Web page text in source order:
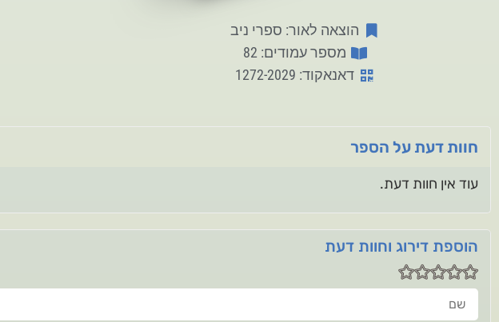
הוצאה לאור: ספרי ניב
מספר עמודים: 82
דאנאקוד: 1272-2029
חוות דעת על הספר
עוד אין חוות דעת.
הוספת דירוג וחוות דעת
שם